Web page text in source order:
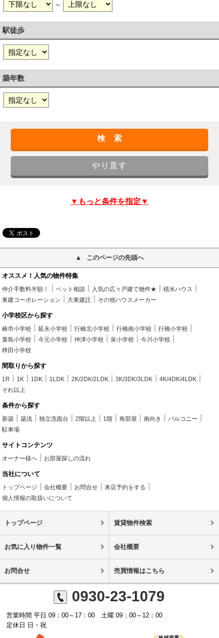
～
駅徒歩
築年数
▼もっと条件を指定▼
このページの先頭へ
オススメ！人気の物件特集
仲介手数料半額！ ペット相談 人気の広々戸建て物件★
積水ハウス
東建コーポレーション
大東建託 その他ハウスメーカー
小学校区から探す
椿市小学校 延永小学校 行橋北小学校 行橋南小学校
行橋小学校
蓑島小学校
今元小学校 仲津小学校 泉小学校
今川小学校
稗田小学校
間取りから探す
1R 1K 1DK 1LDK 2K/2DK/2LDK 3K/3DK/3LDK
4K/4DK/4LDK
それ以上
条件から探す
新築 築浅 独立洗面台 2階以上 1階 角部屋 南向き
バルコニー
駐車場
サイトコンテンツ
オーナー様へ お部屋探しの流れ
当社について
トップページ 会社概要 お問合せ
来店予約をする
個人情報の取扱いについて
トップページ 賃貸物件検索
お気に入り物件一覧 会社概要
お問合せ 売買情報はこちら
0930-23-1079
営業時間 平日 09：00～17：00 土曜 09：00～12：00
定休日 日・祝